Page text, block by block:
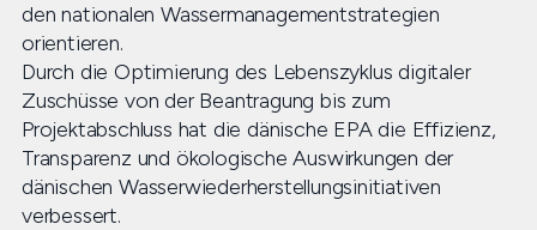
den nationalen Wassermanagementstrategien
orientieren.
Durch die Optimierung des Lebenszyklus digitaler
Zuschüsse von der Beantragung bis zum
Projektabschluss hat die dänische EPA die Effizienz,
Transparenz und ökologische Auswirkungen der
dänischen Wasserwiederherstellungsinitiativen
verbessert.